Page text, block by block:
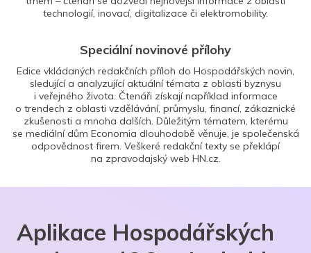
technologií, inovací, digitalizace či elektromobility.
Speciální novinové přílohy
Edice vkládaných redakčních příloh do Hospodářských novin,
sledující a analyzující aktuální témata z oblasti byznysu
i veřejného života. Čtenáři získají například informace
o trendech z oblasti vzdělávání, průmyslu, financí, zákaznické
zkušenosti a mnoha dalších. Důležitým tématem, kterému
se mediální dům Economia dlouhodobě věnuje, je společenská
odpovědnost firem. Veškeré redakční texty se překlápí
na zpravodajský web HN.cz.
Aplikace Hospodářských